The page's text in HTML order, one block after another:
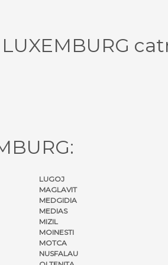
LUGOJ
MAGLAVIT
MEDGIDIA
MEDIAS
MIZIL
MOINESTI
MOTCA
NUSFALAU